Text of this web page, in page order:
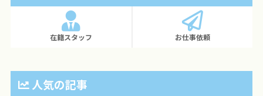
在籍スタッフ お仕事依頼
人気の記事